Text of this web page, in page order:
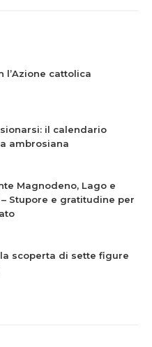
l’Azione cattolica
il calendario
ambrosiana
Magnodeno, Lago e
Stupore e gratitudine per
scoperta di sette figure